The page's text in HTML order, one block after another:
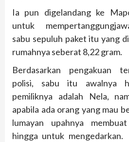
Ia pun digelandang ke
untuk
sabu sepuluh paket itu yang
rumahnya seberat 8,22 gram.
Berdasarkan pengakuan
polisi, sabu itu awalnya
pemiliknya adalah Nela,
apabila ada orang yang mau
lumayan upahnya
hingga untuk mengedarkan.